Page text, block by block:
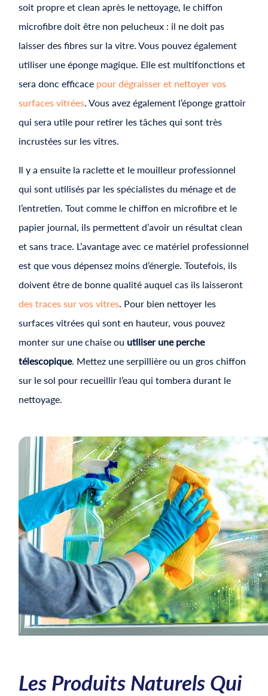
soit propre et clean après le nettoyage, le chiffon
microfibre doit être non pelucheux : il ne doit pas
laisser des fibres sur la vitre. Vous pouvez également
utiliser une éponge magique. Elle est multifonctions et
sera donc efficace pour dégraisser et nettoyer vos
surfaces vitrées . Vous avez également l’éponge grattoir
qui sera utile pour retirer les tâches qui sont très
incrustées sur les vitres.
Il y a ensuite la raclette et le mouilleur professionnel
qui sont utilisés par les spécialistes du ménage et de
l’entretien. Tout comme le chiffon en microfibre et le
papier journal, ils permettent d’avoir un résultat clean
et sans trace. L’avantage avec ce matériel professionnel
est que vous dépensez moins d’énergie. Toutefois, ils
doivent être de bonne qualité auquel cas ils laisseront
des traces sur vos vitres . Pour bien nettoyer les
surfaces vitrées qui sont en hauteur, vous pouvez
monter sur une chaise ou utiliser une perche
télescopique. Mettez une serpillière ou un gros chiffon
sur le sol pour recueillir l’eau qui tombera durant le
nettoyage.
Les Produits Naturels Qui